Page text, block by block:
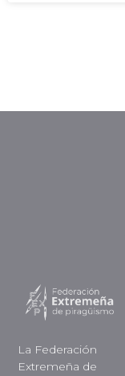
La Federación
Extremeña de